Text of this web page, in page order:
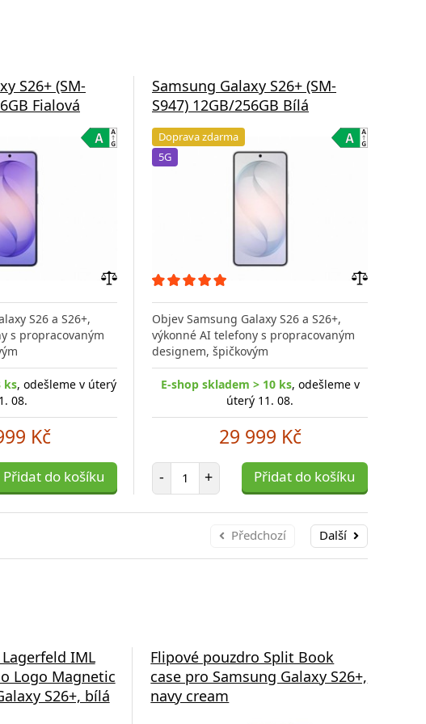
S26+ (SM-
Fialová
porovnání
S26 a S26+,
s propracovaným
ks, odešleme v úterý
08.
Kč
Přidat do košíku
Samsung Galaxy S26+ (SM-
S947) 12GB/256GB Bílá
Doprava zdarma
5G
Objev Samsung Galaxy S26 a S26+,
výkonné AI telefony s propracovaným
designem, špičkovým
E-shop skladem > 10 ks, odešleme v
úterý 11. 08.
29 999 Kč
- Počet položek
+ Přidat do košíku
Předchozí Další
IML
Logo Magnetic
S26+, bílá
Flipové pouzdro Split Book
case pro Samsung Galaxy S26+,
navy cream